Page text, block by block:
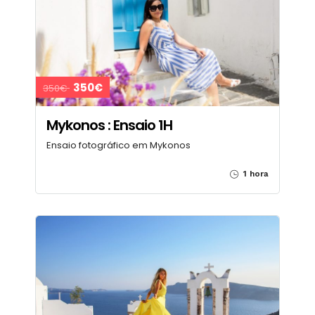
350€ 350€
Mykonos : Ensaio 1H
Ensaio fotográfico em Mykonos
1 hora